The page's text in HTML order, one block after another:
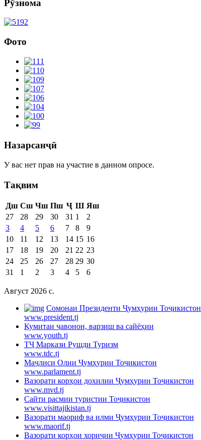
Рӯзнома
Фото
Назарсанҷӣ
У вас нет прав на участие в данном опросе.
Тақвим
Дш Сш Чш Пш Ҷ Ш Яш
27
28 29 30 31 1
2
3
4 5 6 7 8
9
10
11 12 13 14 15 16
17
18 19 20 21 22 23
24
25 26 27 28 29 30
31
1 2 3 4 5 6
Август 2026 c.
Cомонаи Президенти Ҷумҳурии Тоҷикистон
www.president.tj
Кумитаи ҷавонон, варзиш ва сайёҳии
www.youth.tj
ТҶ Маркази Рушди Туризм
www.tdc.tj
Маҷлиси Олии Ҷумҳурии Тоҷикистон
www.parlament.tj
Вазорати корҳои дохилии Ҷумҳурии Тоҷикистон
www.mvd.tj
Сайти расмии туристии Тоҷикистон
www.visittajikistan.tj
Вазорати маориф ва илми Ҷумҳурии Тоҷикистон
www.maorif.tj
Вазорати корҳои хориҷии Ҷумҳурии Тоҷикистон